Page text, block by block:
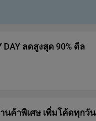
ลดสูงสุด 90% ดีล
นค้าพิเศษ เพิ่มโค้ดทุกวัน